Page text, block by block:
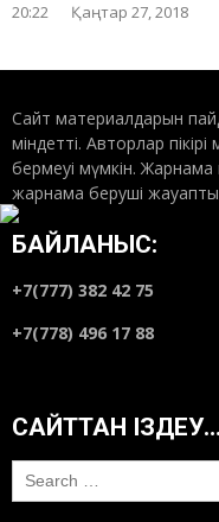
20:22 Қаңтар 27, 2018
Сайт материалдарын
міндетті. Авторлар
бермеуі мүмкін.
жарнама беруші
БАЙЛАНЫС:
+7(777) 382 42 75
+7(778) 496 17 88
САЙТТАН ІЗДЕУ…
Search
for: